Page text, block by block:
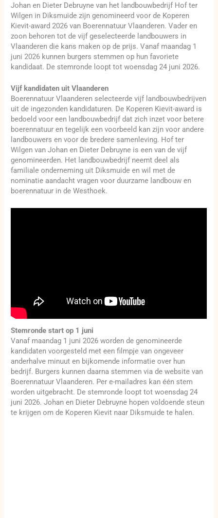
Johan en Dieter Debruyne van het landbouwbedrijf Hof ter
Wilgen in Diksmuide zijn genomineerd voor de Koperen
Kievit-award 2026 van Boerennatuur Vlaanderen. Vader en
zoon behoren tot de vijf geselecteerde landbouwers in
Vlaanderen die kans maken op de prijs. Vanaf maandag 1
juni 2026 kunnen burgers stemmen op hun favoriete
kandidaat. De stemronde loopt tot woensdag 24 juni 2026.
Vijf kandidaten uit Vlaanderen
Boerennatuur Vlaanderen selecteerde vijf landbouwbedrijven
uit de ingezonden kandidaturen. De Koperen Kievit-award is
bedoeld voor een landbouwbedrijf dat zich inzet voor betere
boerennatuur en tegelijk een voorbeeld kan zijn voor andere
landbouwers en voor de bredere samenleving. Hof ter
Wilgen van Johan en Dieter Debruyne is een van de vijf
genomineerden. Het landbouwbedrijf neemt deel als
familiale onderneming uit Diksmuide en wil met de
nominatie aandacht vragen voor duurzame landbouw en
boerennatuur in de Westhoek.
Stemronde start op 1 juni
Vanaf maandag 1 juni 2026 worden de genomineerde
kandidaten voorgesteld met een filmpje van ongeveer
anderhalve minuut en bijkomende informatie over hun
bedrijf. Burgers kunnen daarna stemmen via de website van
Boerennatuur Vlaanderen. Per e-mailadres kan één stem
worden uitgebracht. De stemronde loopt tot woensdag 24
juni 2026. Johan en Dieter Debruyne hopen voldoende steun
te krijgen om de Koperen Kievit naar Diksmuide te halen.